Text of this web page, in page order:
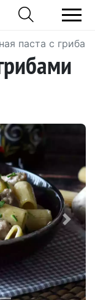
паста с